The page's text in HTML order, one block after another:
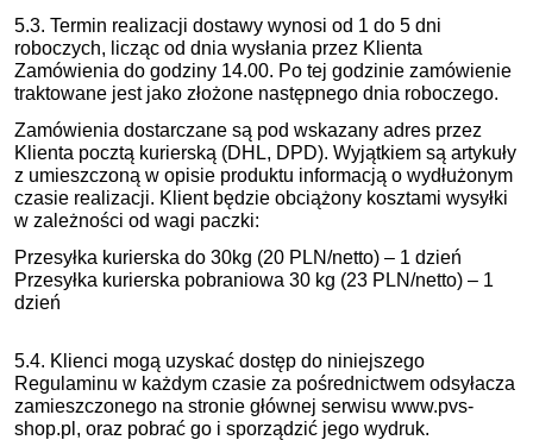
5.3. Termin realizacji dostawy wynosi od 1 do 5 dni
roboczych, licząc od dnia wysłania przez Klienta
Zamówienia do godziny 14.00. Po tej godzinie zamówienie
traktowane jest jako złożone następnego dnia roboczego.
Zamówienia dostarczane są pod wskazany adres przez
Klienta pocztą kurierską (DHL, DPD). Wyjątkiem są artykuły
z umieszczoną w opisie produktu informacją o wydłużonym
czasie realizacji. Klient będzie obciążony kosztami wysyłki
w zależności od wagi paczki:
Przesyłka kurierska do 30kg (20 PLN/netto) – 1 dzień
Przesyłka kurierska pobraniowa 30 kg (23 PLN/netto) – 1
dzień
5.4. Klienci mogą uzyskać dostęp do niniejszego
Regulaminu w każdym czasie za pośrednictwem odsyłacza
zamieszczonego na stronie głównej serwisu www.pvs-
shop.pl, oraz pobrać go i sporządzić jego wydruk.